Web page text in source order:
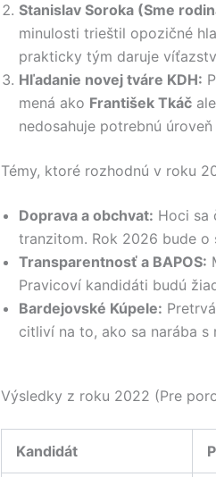
Stanislav Soroka (Sme
minulosti trieštil opozičné
prakticky tým daruje
Hľadanie novej tváre KDH:
mená ako František Tkáč
nedosahuje potrebnú
Témy, ktoré rozhodnú v roku
Doprava a obchvat: Hoci sa
tranzitom. Rok 2026 bude
Transparentnosť a BAPOS:
Pravicoví kandidáti budú
Bardejovské Kúpele:
citliví na to, ako sa narába s
Výsledky z roku 2022 (Pre
Kandidát